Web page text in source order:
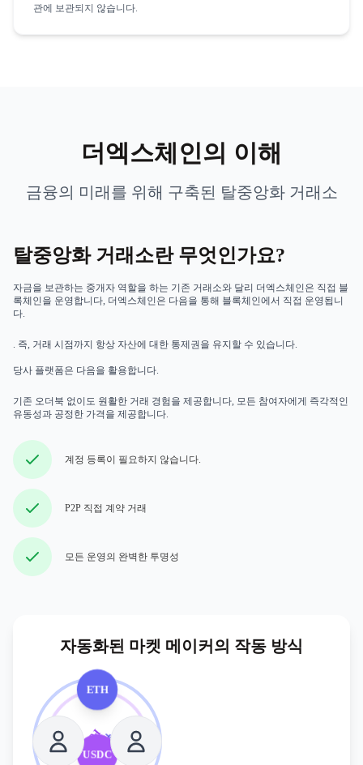
관에 보관되지 않습니다.
더엑스체인의 이해
금융의 미래를 위해 구축된 탈중앙화 거래소
탈중앙화 거래소란 무엇인가요?
자금을 보관하는 중개자 역할을 하는 기존 거래소와 달리 더엑스체인은 직접 블
록체인을 운영합니다, 더엑스체인은 다음을 통해 블록체인에서 직접 운영됩니
다.
. 즉, 거래 시점까지 항상 자산에 대한 통제권을 유지할 수 있습니다.
당사 플랫폼은 다음을 활용합니다.
기존 오더북 없이도 원활한 거래 경험을 제공합니다, 모든 참여자에게 즉각적인
유동성과 공정한 가격을 제공합니다.
계정 등록이 필요하지 않습니다.
P2P 직접 계약 거래
모든 운영의 완벽한 투명성
자동화된 마켓 메이커의 작동 방식
유동성
Pool
ETH
USDC